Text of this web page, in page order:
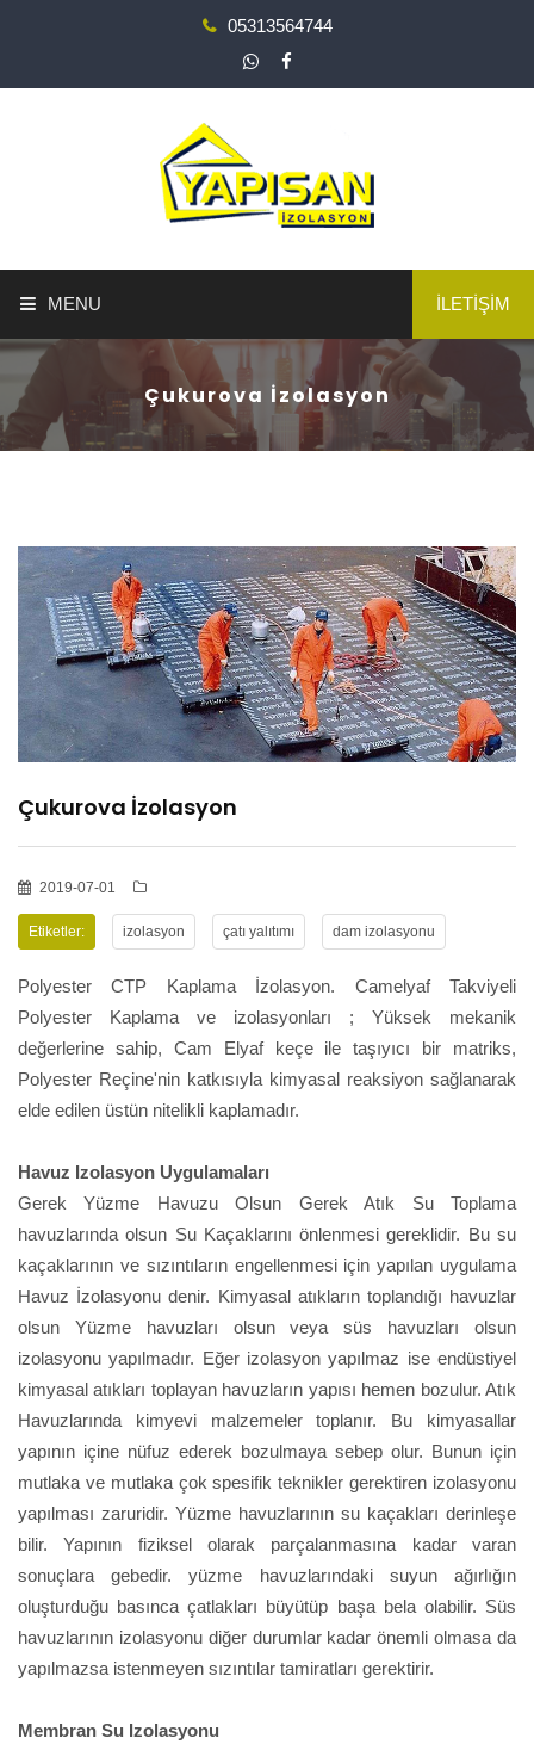
05313564744
MENU
ANA SAYFA
HİZMETLER
BÖLGELER
ADANA
OSMANİYE
İZOLASYON
BLOG
İLETİŞİM
Çukurova İzolasyon
Çukurova İzolasyon
2019-07-01
Etiketler: izolasyon çatı yalıtımı dam izolasyonu
Polyester CTP Kaplama İzolasyon. Camelyaf Takviyeli
Polyester Kaplama ve izolasyonları ; Yüksek mekanik
değerlerine sahip, Cam Elyaf keçe ile taşıyıcı bir matriks,
Polyester Reçine'nin katkısıyla kimyasal reaksiyon sağlanarak
elde edilen üstün nitelikli kaplamadır.
Havuz Izolasyon Uygulamaları
Gerek Yüzme Havuzu Olsun Gerek Atık Su Toplama
havuzlarında olsun Su Kaçaklarını önlenmesi gereklidir. Bu su
kaçaklarının ve sızıntıların engellenmesi için yapılan uygulama
Havuz İzolasyonu denir. Kimyasal atıkların toplandığı havuzlar
olsun Yüzme havuzları olsun veya süs havuzları olsun
izolasyonu yapılmadır. Eğer izolasyon yapılmaz ise endüstiyel
kimyasal atıkları toplayan havuzların yapısı hemen bozulur. Atık
Havuzlarında kimyevi malzemeler toplanır. Bu kimyasallar
yapının içine nüfuz ederek bozulmaya sebep olur. Bunun için
mutlaka ve mutlaka çok spesifik teknikler gerektiren izolasyonu
yapılması zaruridir. Yüzme havuzlarının su kaçakları derinleşe
bilir. Yapının fiziksel olarak parçalanmasına kadar varan
sonuçlara gebedir. yüzme havuzlarındaki suyun ağırlığın
oluşturduğu basınca çatlakları büyütüp başa bela olabilir. Süs
havuzlarının izolasyonu diğer durumlar kadar önemli olmasa da
yapılmazsa istenmeyen sızıntılar tamiratları gerektirir.
Membran Su Izolasyonu